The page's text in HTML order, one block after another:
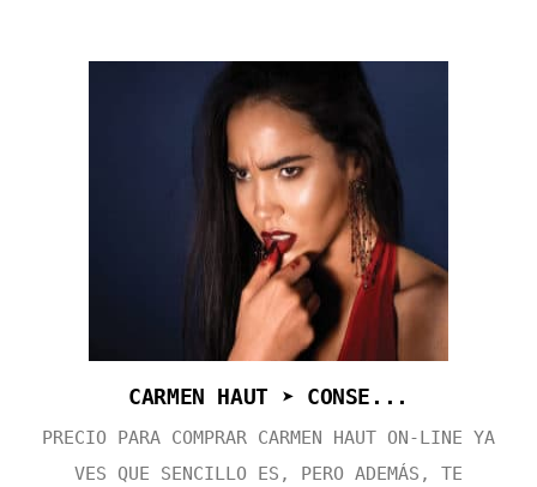
CARMEN HAUT ➤ CONSE...
PRECIO PARA COMPRAR CARMEN HAUT ON-LINE YA
VES QUE SENCILLO ES, PERO ADEMÁS, TE